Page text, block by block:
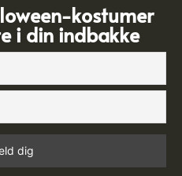
kostumer
i din indbakke